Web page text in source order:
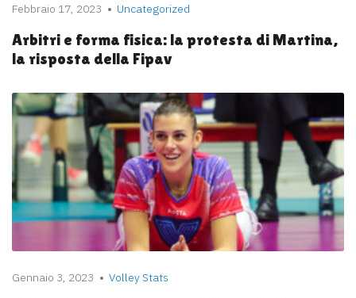
Febbraio 17, 2023 Uncategorized
Arbitri e forma fisica: la protesta di Martina,
la risposta della Fipav
Gennaio 3, 2023 Volley Stats